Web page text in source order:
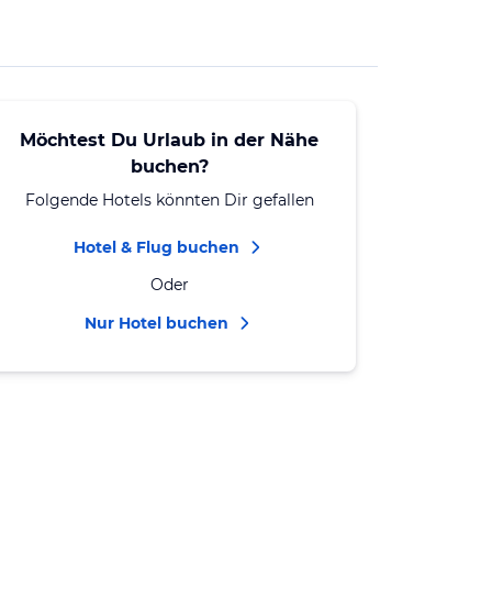
Möchtest Du Urlaub in der Nähe
buchen?
Folgende Hotels könnten Dir gefallen
Hotel & Flug buchen
Oder
Nur Hotel buchen